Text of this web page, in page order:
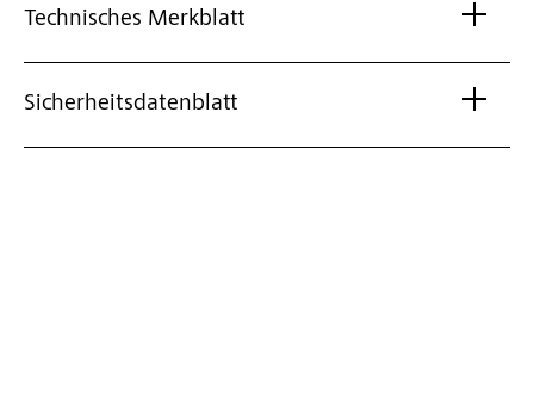
Technisches Merkblatt
Sicherheitsdatenblatt